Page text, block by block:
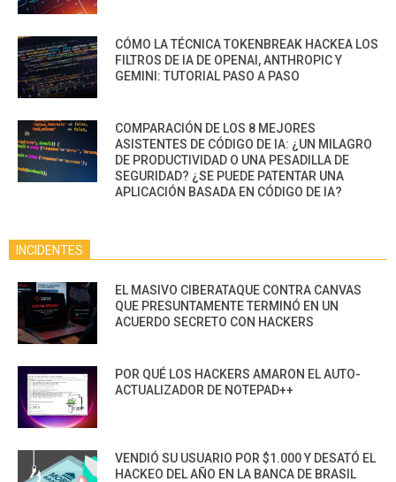
CÓMO LA TÉCNICA TOKENBREAK HACKEA LOS
FILTROS DE IA DE OPENAI, ANTHROPIC Y
GEMINI: TUTORIAL PASO A PASO
COMPARACIÓN DE LOS 8 MEJORES
ASISTENTES DE CÓDIGO DE IA: ¿UN MILAGRO
DE PRODUCTIVIDAD O UNA PESADILLA DE
SEGURIDAD? ¿SE PUEDE PATENTAR UNA
APLICACIÓN BASADA EN CÓDIGO DE IA?
INCIDENTES
EL MASIVO CIBERATAQUE CONTRA CANVAS
QUE PRESUNTAMENTE TERMINÓ EN UN
ACUERDO SECRETO CON HACKERS
POR QUÉ LOS HACKERS AMARON EL AUTO-
ACTUALIZADOR DE NOTEPAD++
VENDIÓ SU USUARIO POR $1.000 Y DESATÓ EL
HACKEO DEL AÑO EN LA BANCA DE BRASIL